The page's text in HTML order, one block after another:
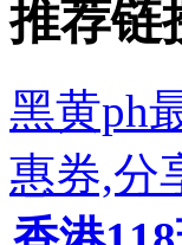
推荐链
黑黄ph
惠券,分